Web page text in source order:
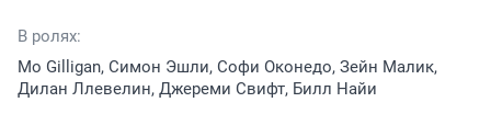
В ролях:
Mo Gilligan, Симон Эшли, Софи Оконедо, Зейн Малик,
Дилан Ллевелин, Джереми Свифт, Билл Найи